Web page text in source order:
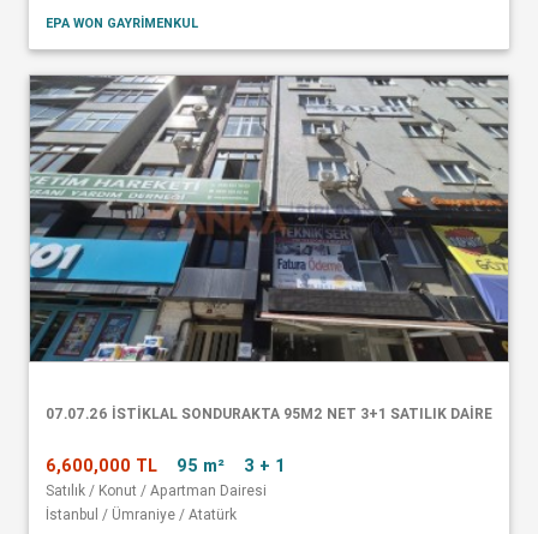
EPA WON GAYRİMENKUL
07.07.26 İSTİKLAL SONDURAKTA 95M2 NET 3+1 SATILIK DAİRE
6,600,000 TL 95 m² 3 + 1
Satılık / Konut / Apartman Dairesi
İstanbul / Ümraniye / Atatürk